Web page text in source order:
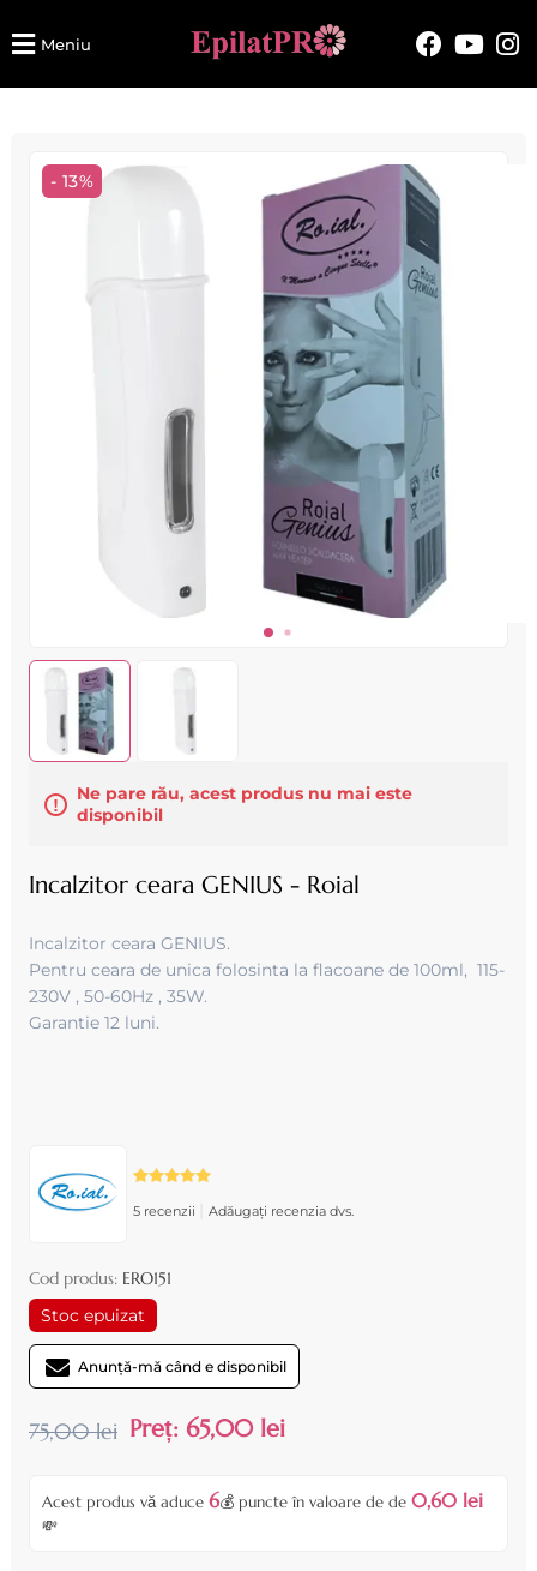
Meniu
- 13%
Ne pare rău, acest produs nu mai este
disponibil
Incalzitor ceara GENIUS - Roial
Incalzitor ceara GENIUS.
Pentru ceara de unica folosinta la flacoane de 100ml , 115-
230V , 50-60Hz , 35W .
Garantie 12 luni.
5 recenzii Adăugați recenzia dvs.
Cod produs: ERO151
Stoc epuizat
Anunță-mă când e disponibil
75,00 lei Preț: 65,00 lei
Acest produs vă aduce 6💰 puncte în valoare de de 0,60 lei
💸